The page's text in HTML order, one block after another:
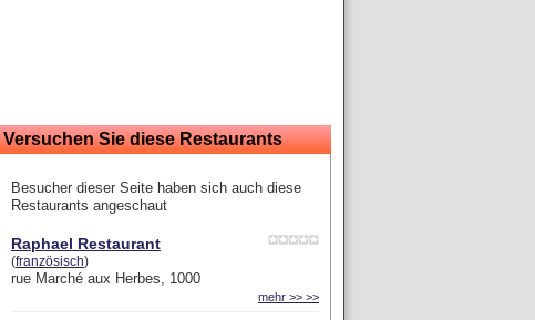
Versuchen Sie diese Restaurants
Besucher dieser Seite haben sich auch diese
Restaurants angeschaut
Raphael Restaurant
(französisch)
rue Marché aux Herbes, 1000
mehr >> >>